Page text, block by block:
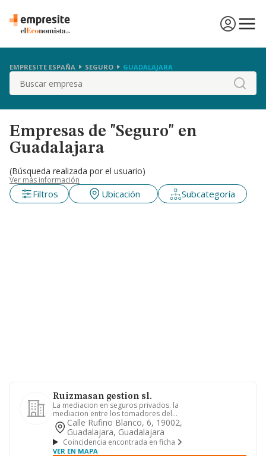
EMPRESITE ESPAÑA SEGURO GUADALAJARA
Buscar
Empresas de "Seguro" en
Guadalajara
(Búsqueda realizada por el usuario)
Ver más información
Filtros Ubicación Subcategoría
Ruizmasan gestion sl.
La mediacion en seguros privados. la
mediacion entre los tomadores del
seguro y asegurados, de una ...
Calle Rufino Blanco, 6, 19002,
Guadalajara, Guadalajara
Coincidencia encontrada en ficha
VER EN MAPA